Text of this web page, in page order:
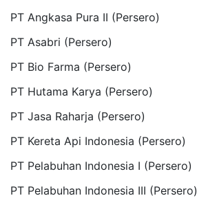
PT Angkasa Pura II (Persero)
PT Asabri (Persero)
PT Bio Farma (Persero)
PT Hutama Karya (Persero)
PT Jasa Raharja (Persero)
PT Kereta Api Indonesia (Persero)
PT Pelabuhan Indonesia I (Persero)
PT Pelabuhan Indonesia III (Persero)